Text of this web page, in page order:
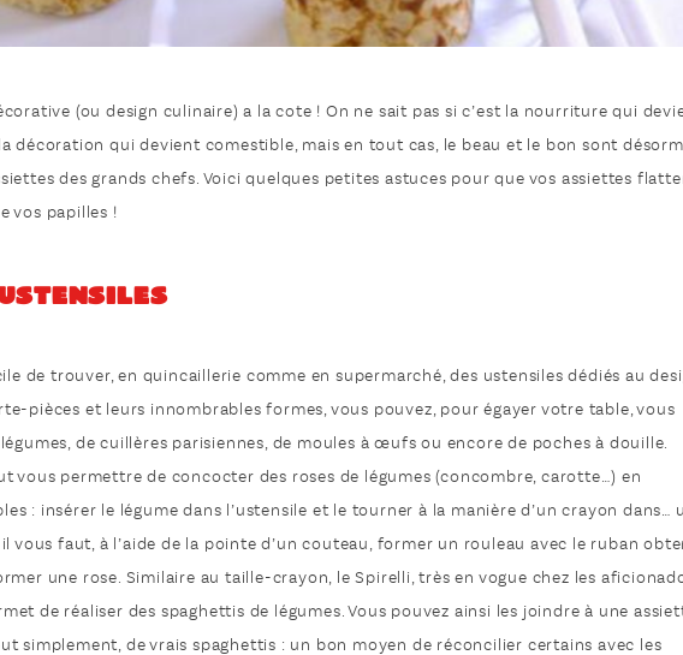
(ou design culinaire) a la cote ! On ne sait pas si c’est la nourriture qui
décoration qui devient comestible, mais en tout cas, le beau et le bon sont
des grands chefs. Voici quelques petites astuces pour que vos assiettes
vos papilles !
de trouver, en quincaillerie comme en supermarché, des ustensiles dédiés au
pièces et leurs innombrables formes, vous pouvez, pour égayer votre table, vous
de cuillères parisiennes, de moules à œufs ou encore de poches à douille.
vous permettre de concocter des roses de légumes (concombre, carotte…) en
: insérer le légume dans l’ustensile et le tourner à la manière d’un crayon dans…
vous faut, à l’aide de la pointe d’un couteau, former un rouleau avec le ruban
une rose. Similaire au taille-crayon, le Spirelli, très en vogue chez les
de réaliser des spaghettis de légumes. Vous pouvez ainsi les joindre à une
simplement, de vrais spaghettis : un bon moyen de réconcilier certains avec les